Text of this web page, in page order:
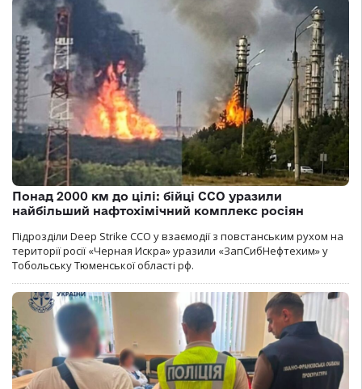
Понад 2000 км до цілі: бійці ССО уразили
найбільший нафтохімічний комплекс росіян
Підрозділи Deep Strike ССО у взаємодії з повстанським рухом на
території росії «Черная Искра» уразили «ЗапСибНефтехим» у
Тобольську Тюменської області рф.